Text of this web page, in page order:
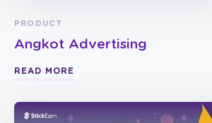
PRODUCT
Angkot Advertising
READ MORE